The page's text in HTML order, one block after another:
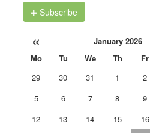
Subscribe
« January 2026
Mo Tu We Th Fr
29
30 31 1 2
5
6 7 8 9
12
13 14 15 16